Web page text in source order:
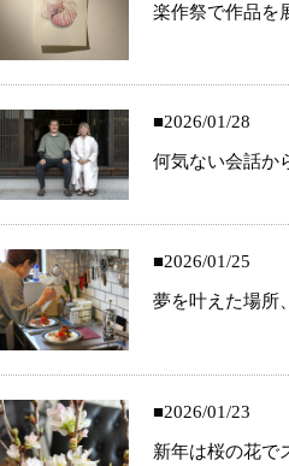
楽作祭で作品を
2026/01/28
何気ない会話か
2026/01/25
夢を叶えた場所
2026/01/23
新年は桜の花で